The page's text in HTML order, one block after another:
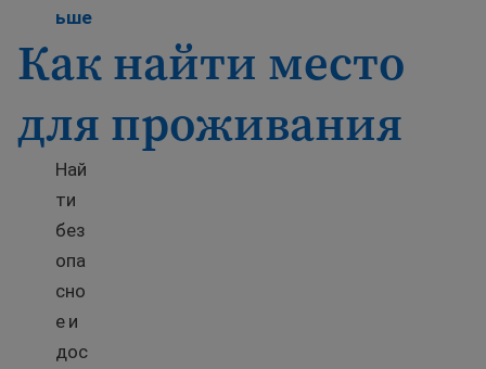
ьшеLearn more about Free translation help in the
Как найти место
для проживания
Най
ти
без
опа
сно
е и
дос